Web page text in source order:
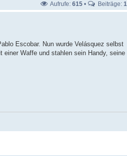
Aufrufe: 615 • Beiträge: 1
Escobar. Nun wurde Velásquez selbst
einer Waffe und stahlen sein Handy, seine